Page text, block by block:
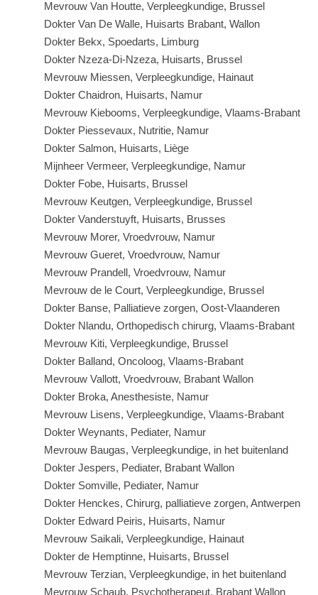
Mevrouw Van Houtte, Verpleegkundige, Brussel
Dokter Van De Walle, Huisarts Brabant, Wallon
Dokter Bekx, Spoedarts, Limburg
Dokter Nzeza-Di-Nzeza, Huisarts, Brussel
Mevrouw Miessen, Verpleegkundige, Hainaut
Dokter Chaidron, Huisarts, Namur
Mevrouw Kiebooms, Verpleegkundige, Vlaams-Brabant
Dokter Piessevaux, Nutritie, Namur
Dokter Salmon, Huisarts, Liège
Mijnheer Vermeer, Verpleegkundige, Namur
Dokter Fobe, Huisarts, Brussel
Mevrouw Keutgen, Verpleegkundige, Brussel
Dokter Vanderstuyft, Huisarts, Brusses
Mevrouw Morer, Vroedvrouw, Namur
Mevrouw Gueret, Vroedvrouw, Namur
Mevrouw Prandell, Vroedvrouw, Namur
Mevrouw de le Court, Verpleegkundige, Brussel
Dokter Banse, Palliatieve zorgen, Oost-Vlaanderen
Dokter Nlandu, Orthopedisch chirurg, Vlaams-Brabant
Mevrouw Kiti, Verpleegkundige, Brussel
Dokter Balland, Oncoloog, Vlaams-Brabant
Mevrouw Vallott, Vroedvrouw, Brabant Wallon
Dokter Broka, Anesthesiste, Namur
Mevrouw Lisens, Verpleegkundige, Vlaams-Brabant
Dokter Weynants, Pediater, Namur
Mevrouw Baugas, Verpleegkundige, in het buitenland
Dokter Jespers, Pediater, Brabant Wallon
Dokter Somville, Pediater, Namur
Dokter Henckes, Chirurg, palliatieve zorgen, Antwerpen
Dokter Edward Peiris, Huisarts, Namur
Mevrouw Saikali, Verpleegkundige, Hainaut
Dokter de Hemptinne, Huisarts, Brussel
Mevrouw Terzian, Verpleegkundige, in het buitenland
Mevrouw Schaub, Psychotherapeut, Brabant Wallon